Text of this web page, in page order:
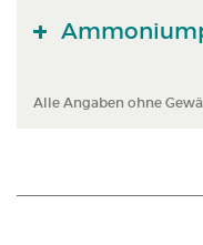
Alle Angaben ohne